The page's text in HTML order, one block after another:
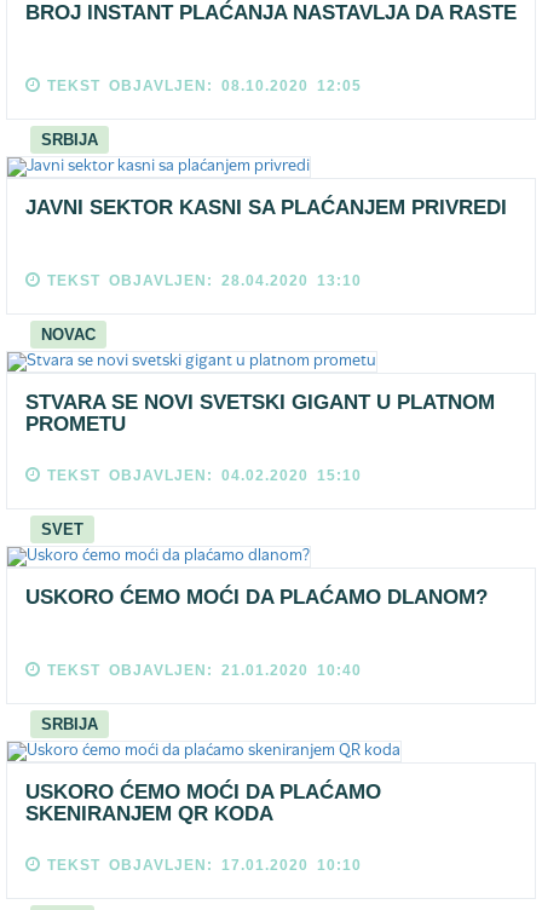
BROJ INSTANT PLAĆANJA NASTAVLJA DA RASTE
TEKST OBJAVLJEN: 08.10.2020 12:05
SRBIJA
JAVNI SEKTOR KASNI SA PLAĆANJEM PRIVREDI
TEKST OBJAVLJEN: 28.04.2020 13:10
NOVAC
STVARA SE NOVI SVETSKI GIGANT U PLATNOM
PROMETU
TEKST OBJAVLJEN: 04.02.2020 15:10
SVET
USKORO ĆEMO MOĆI DA PLAĆAMO DLANOM?
TEKST OBJAVLJEN: 21.01.2020 10:40
SRBIJA
USKORO ĆEMO MOĆI DA PLAĆAMO
SKENIRANJEM QR KODA
TEKST OBJAVLJEN: 17.01.2020 10:10